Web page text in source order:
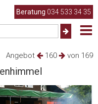
Beratung 034 533 34 35
Angebot 160 von 169